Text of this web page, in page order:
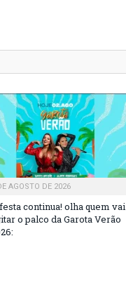
AGOSTO DE 2026
continua! olha quem vai
o palco da Garota Verão